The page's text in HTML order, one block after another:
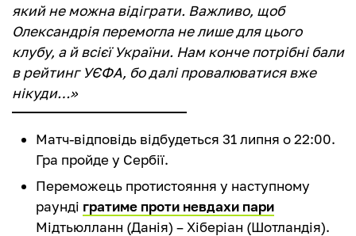
який не можна відіграти. Важливо, щоб
Олександрія перемогла не лише для цього
клубу, а й всієї України. Нам конче потрібні бали
в рейтинг УЄФА, бо далі провалюватися вже
нікуди…»
Матч-відповідь відбудеться 31 липня о 22:00.
Гра пройде у Сербії.
Переможець протистояння у наступному
раунді гратиме проти невдахи пари
Мідтьюлланн (Данія) – Хіберіан (Шотландія).